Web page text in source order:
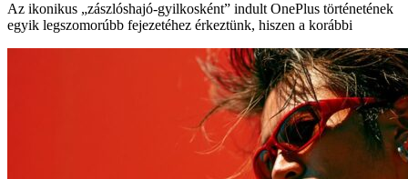
Az ikonikus „zászlóshajó-gyilkosként” indult OnePlus történetének
egyik legszomorúbb fejezetéhez érkeztünk, hiszen a korábbi